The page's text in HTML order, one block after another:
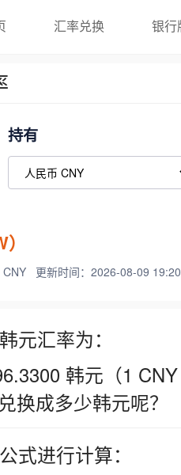
汇率兑换 银行
持有
更新时间：2026-08-09
元汇率为：
韩元（1
换成多少韩元呢？
式进行计算：